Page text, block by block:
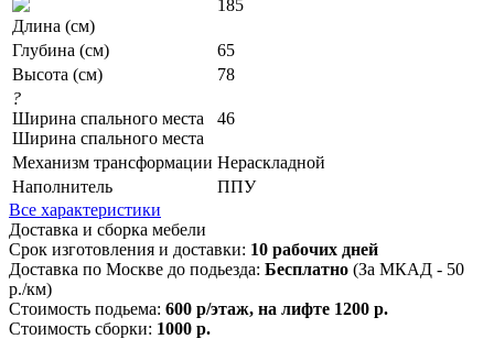
Длина (см)
185
Глубина (см)
65
Высота (см)
78
?
Ширина спального места
Ширина спального места
46
Механизм трансформации Нераскладной
Наполнитель
ППУ
Все характеристики
Доставка и сборка мебели
Срок изготовления и доставки: 10 рабочих дней
Доставка по Москве до подьезда: Бесплатно (За МКАД - 50
р./км)
Стоимость подьема: 600 р/этаж, на лифте 1200 р.
Стоимость сборки: 1000 р.